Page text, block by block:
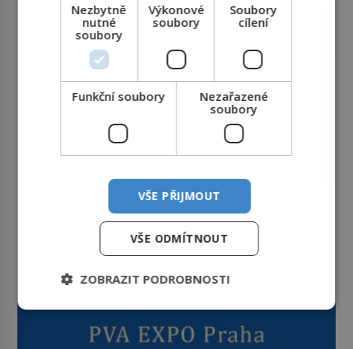
Nezbytně
nutné
soubory
Výkonové
soubory
Soubory
cílení
Funkční soubory
Nezařazené
soubory
VŠE PŘIJMOUT
VŠE ODMÍTNOUT
ZOBRAZIT PODROBNOSTI